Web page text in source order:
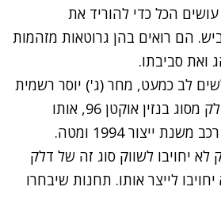
הכל כדי להוריד את
הם רואים בהן גרוטאות מזהמות
ואת סביבתו.
לב כמעט, מחר (ג') יוסר רשמית
הפיקוח על מחירי הדלק מסוג בנזין אוקטן 96, אותו
יחויבו לשווק סוג זה של דלק
לייצר אותו. תחנות שיבחרו